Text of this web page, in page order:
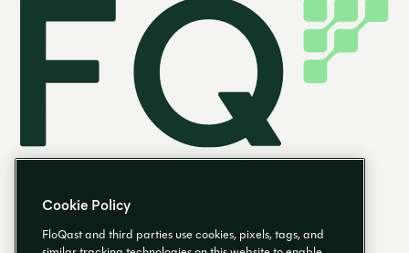
Cookie Policy
FloQast and third parties use cookies, pixels, tags, and